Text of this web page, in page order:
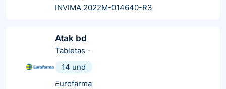
INVIMA 2022M-014640-R3
Atak bd
Tabletas -
14 und
Eurofarma